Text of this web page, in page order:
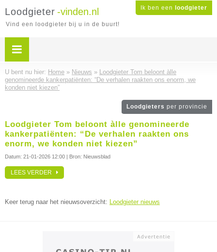
Ik ben een loodgieter
Loodgieter -vinden.nl
Vind een loodgieter bij u in de buurt!
U bent nu hier: Home » Nieuws » Loodgieter Tom beloont àlle
genomineerde kankerpatiënten: “De verhalen raakten ons enorm, we
konden niet kiezen”
Loodgieters per provincie
Loodgieter Tom beloont àlle genomineerde
kankerpatiënten: “De verhalen raakten ons
enorm, we konden niet kiezen”
Datum: 21-01-2026 12:00 | Bron: Nieuwsblad
LEES VERDER
Keer terug naar het nieuwsoverzicht: Loodgieter nieuws